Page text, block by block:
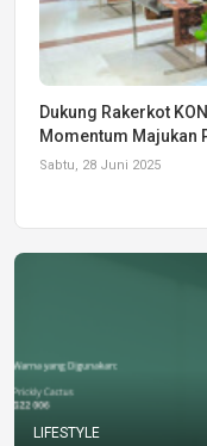
Dukung Rakerkot
Momentum Majukan
Sabtu, 28 Juni 2025
LIFESTYLE